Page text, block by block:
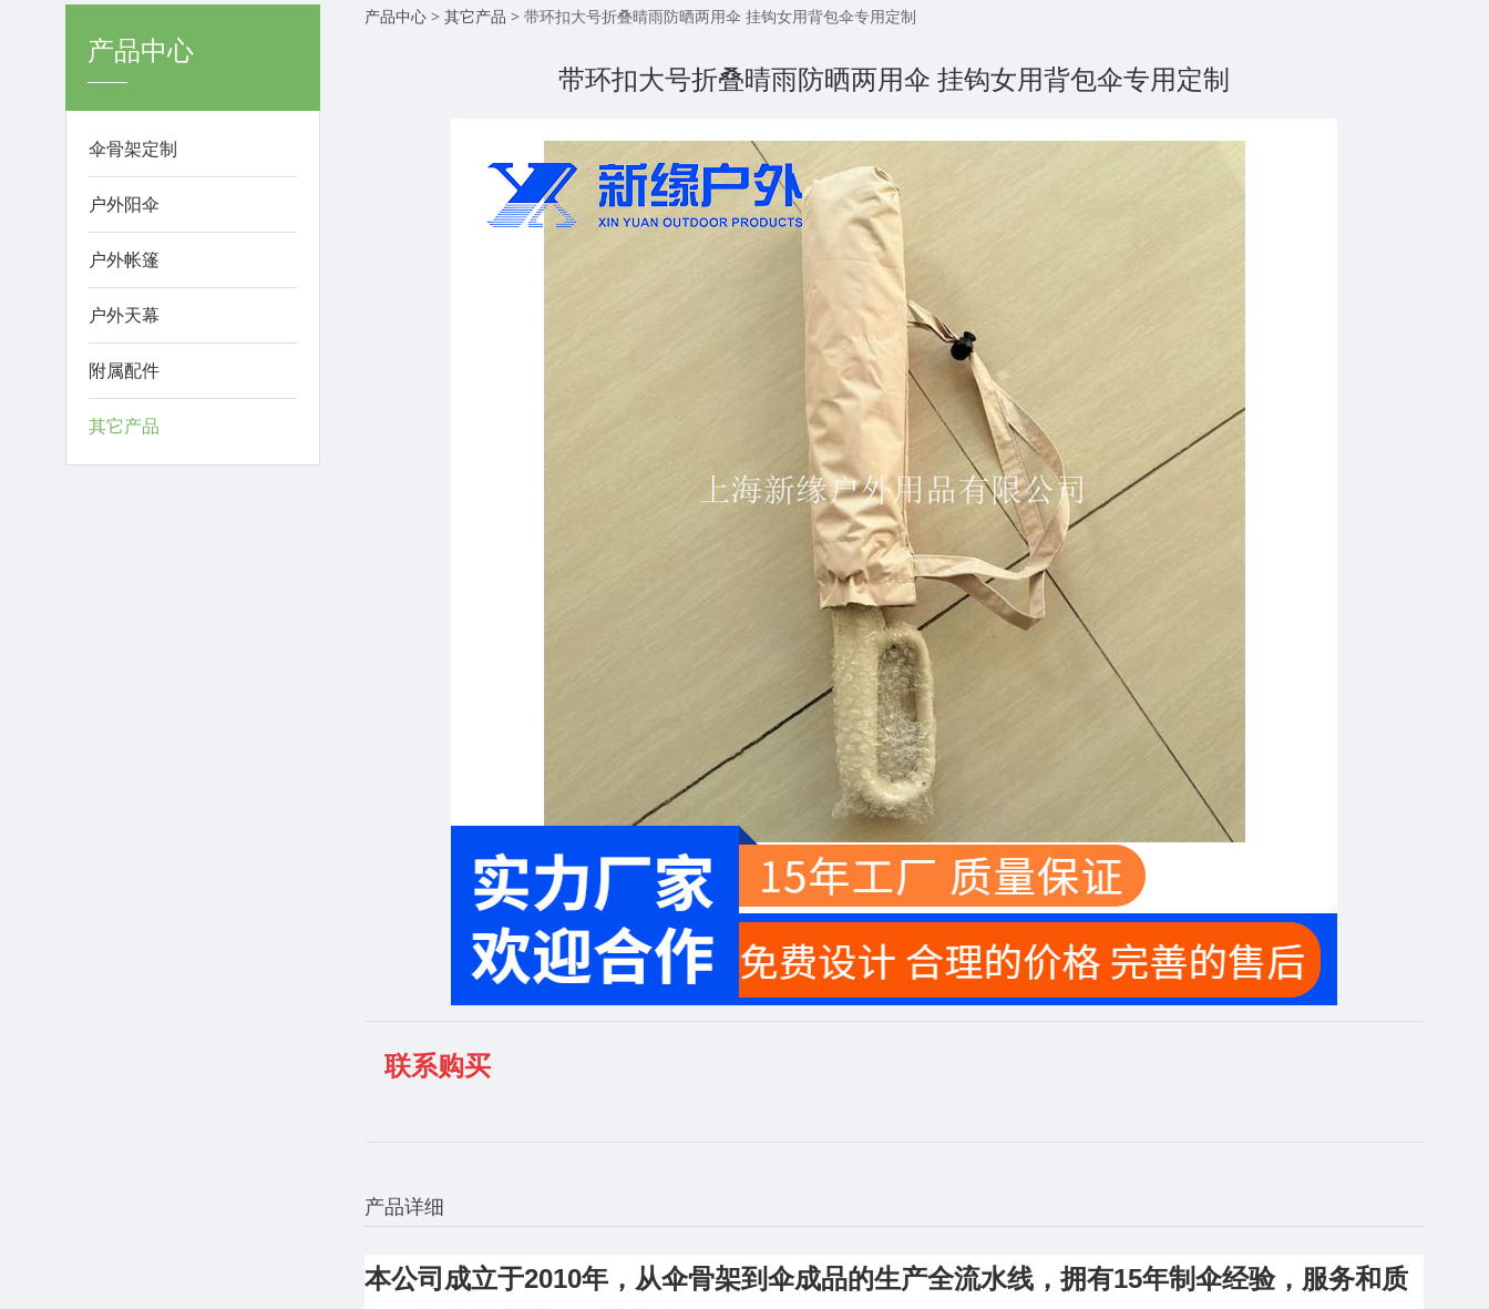
产品中心
伞骨架定制
户外阳伞
户外帐篷
户外天幕
附属配件
其它产品
带环扣大号折叠晴雨防晒两用伞 挂钩女用背包伞专
产品中心 > 其它产品 > 带环扣大号折叠晴雨防晒两用伞 挂钩女用背包伞专用定制
带环扣大号折叠晴雨防晒两用伞 挂钩女用背包伞专用定制
联系购买
产品详细
本公司成立于2010年，从伞骨架到伞成品的生产全流水线，拥有15年制伞经验，服务和质